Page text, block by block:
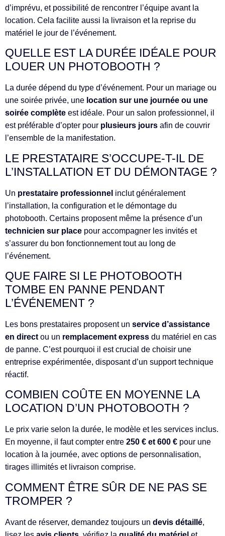
d’imprévu, et possibilité de rencontrer l’équipe avant la
location. Cela facilite aussi la livraison et la reprise du
matériel le jour de l’événement.
QUELLE EST LA DURÉE IDÉALE POUR
LOUER UN PHOTOBOOTH ?
La durée dépend du type d’événement. Pour un mariage ou
une soirée privée, une location sur une journée ou une
soirée complète est idéale. Pour un salon professionnel, il
est préférable d’opter pour plusieurs jours afin de couvrir
l’ensemble de la manifestation.
LE PRESTATAIRE S’OCCUPE-T-IL DE
L’INSTALLATION ET DU DÉMONTAGE ?
Un prestataire professionnel inclut généralement
l’installation, la configuration et le démontage du
photobooth. Certains proposent même la présence d’un
technicien sur place pour accompagner les invités et
s’assurer du bon fonctionnement tout au long de
l’événement.
QUE FAIRE SI LE PHOTOBOOTH
TOMBE EN PANNE PENDANT
L’ÉVÉNEMENT ?
Les bons prestataires proposent un service d’assistance
en direct ou un remplacement express du matériel en cas
de panne. C’est pourquoi il est crucial de choisir une
entreprise expérimentée, disposant d’un support technique
réactif.
COMBIEN COÛTE EN MOYENNE LA
LOCATION D’UN PHOTOBOOTH ?
Le prix varie selon la durée, le modèle et les services inclus.
En moyenne, il faut compter entre 250 € et 600 € pour une
location à la journée, avec options de personnalisation,
tirages illimités et livraison comprise.
COMMENT ÊTRE SÛR DE NE PAS SE
TROMPER ?
Avant de réserver, demandez toujours un devis détaillé,